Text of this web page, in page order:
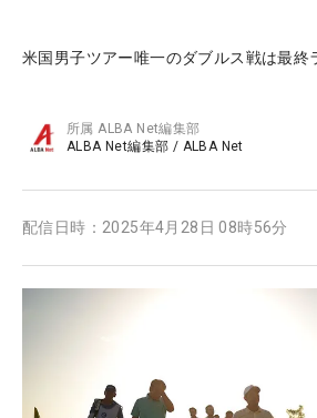
米国男子ツアー唯一のダブルス戦は最終
所属ALBA Net編集部
ALBA Net編集部 / ALBA Net
配信日時： 2025年4月28日 08時56分